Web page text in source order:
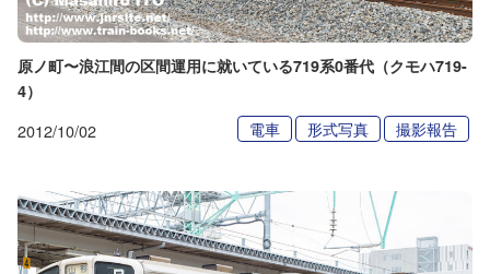
原ノ町〜浪江間の区間運用に就いている719系0番代（クモハ719-
4）
2012/10/02 電車 形式写真 撮影報告